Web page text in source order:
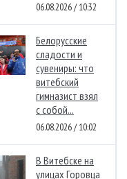
06.08.2026 / 10:32
Белорусские
сладости и
сувениры: что
витебский
гимназист взял
с собой...
06.08.2026 / 10:02
В Витебске на
улицах Горовца